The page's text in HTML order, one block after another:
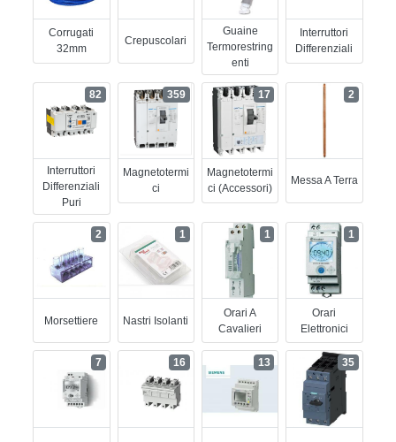
Corrugati
32mm
Crepuscolari
Guaine
Termorestring
Enti
Interruttori
Differenziali
Interruttori
Differenziali
Puri
82
Magnetotermi
Ci
359
Magnetotermi
Ci (accessori)
17
Messa A Terra
2
Morsettiere
2
Nastri Isolanti
1
Orari A
Cavalieri
1
Orari
Elettronici
1
7 16 13 35